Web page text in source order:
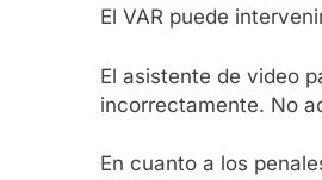
El VAR puede
El asistente de video
incorrectamente. No
En cuanto a los